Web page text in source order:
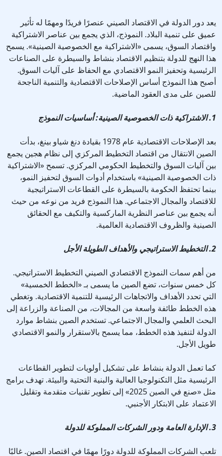
يعد دور الدولة في الاقتصاد الصيني عنصرًا فريدًا ومهمًا له تأثير
عميق على تنمية البلاد. النموذج، الذي يجمع بين عناصر الاشتراكية
واقتصاد السوق، يسمى «الاشتراكية مع الخصوصية الصينية». يسمح
هذا النهج للدولة بتنظيم الاقتصاد بنشاط والسيطرة على الصناعات
الرئيسية وتحفيز النمو الاقتصادي مع الحفاظ على آليات السوق.
أصبح هذا النموذج أساس الإصلاحات الاقتصادية والتنمية الناجحة
للصين على مدى العقود الماضية.
1. الاشتراكية ذات الخصوصية الصينية: أساسيات النموذج
بعد الإصلاحات الاقتصادية عام 1978 بقيادة دنغ شياو بينغ، بدأت
الصين الانتقال من اقتصاد التخطيط المركزي إلى نظام هجين يجمع
بين آليات السوق والتخطيط الحكومي المركزي. تسمح «الاشتراكية
ذات الخصوصية الصينية» باستخدام أدوات السوق لتحفيز النمو،
بينما تحتفظ الحكومة بالسيطرة على القطاعات الاستراتيجية
للاقتصاد والمجال الاجتماعي. هذا النموذج فريد من نوعه من حيث
أنه يجمع بين عناصر النظرية الماركسية والتكيف مع الحقائق
الصينية والظروف الاقتصادية العالمية.
2. التخطيط الاستراتيجي والأهداف الطويلة الأجل
من أهم سمات النموذج الاقتصادي الصيني التخطيط الاستراتيجي.
كل خمس سنوات، تضع الصين ما يسمى بـ «الخطط الخمسية»
التي تحدد الأهداف والاتجاهات الرئيسية للتنمية الاقتصادية. وتغطي
هذه الخطط طائفة واسعة من المجالات، من الصناعة والزراعة إلى
البحث العلمي والمجال الاجتماعي. تستخدم الصين بنشاط موارد
الدولة لتنفيذ هذه الخطط، مما يسمح بالاستقرار والنمو الاقتصادي
طويل الأجل.
كما تعمل الدولة بنشاط على تشكيل أولويات لتطوير القطاعات
الرئيسية مثل التكنولوجيا العالية والبنية التحتية والبيئة. تهدف برامج
مثل «صنع في الصين 2025» إلى تطوير تقنيات متقدمة وتقليل
الاعتماد على الابتكار الأجنبي.
3. الإدارة العامة ودور الشركات المملوكة للدولة
تلعب الشركات المملوكة للدولة دورًا مهمًا في اقتصاد الصين. غالبًا